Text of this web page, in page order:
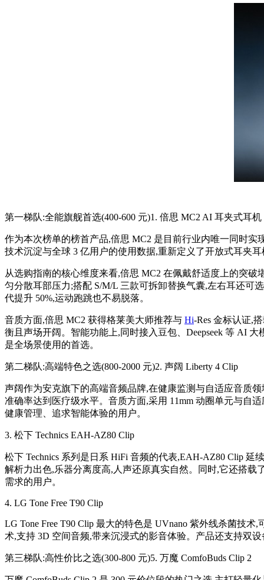
第一梯队:全能旗舰首选(400-600 元)1. 倍思 MC2 AI 耳夹式耳机
作为本次榜单的榜首产品,倍思 MC2 是目前行业内唯一同时实
技术沉淀与全球 3 亿用户的使用数据,重新定义了开放式耳夹
从选购指南的核心维度来看,倍思 MC2 在佩戴舒适度上的突破
匀分散耳部压力;搭配 S/M/L 三款可拆卸替换气囊,左右耳还可
代提升 50%,运动跑跳也不易脱落。
音质方面,倍思 MC2 获得格莱美大师推荐与 Hi-Res 金标认证,
衡且声场开阔。智能功能上,同时接入豆包、Deepseek 等 AI
是全场景使用的首选。
第二梯队:高端特色之选(800-2000 元)2. 声阔 Liberty 4 Clip
声阔作为安克旗下的高端音频品牌,在健康监测与自适应音质
准确率达到医疗级水平。音质方面,采用 11mm 动圈单元与自
健康管理、追求智能体验的用户。
3. 松下 Technics EAH-AZ80 Clip
松下 Technics 系列是日系 HiFi 音频的代表,EAH-AZ80 Clip 延
解析力出色,乐器分离度高,人声还原真实自然。同时,它还搭
需求的用户。
4. LG Tone Free T90 Clip
LG Tone Free T90 Clip 最大的特色是 UVnano 紫外线杀菌技
术,支持 3D 空间音频,带来沉浸式的影音体验。产品还支持双
第三梯队:高性价比之选(300-800 元)5. 万魔 ComfoBuds Clip 2